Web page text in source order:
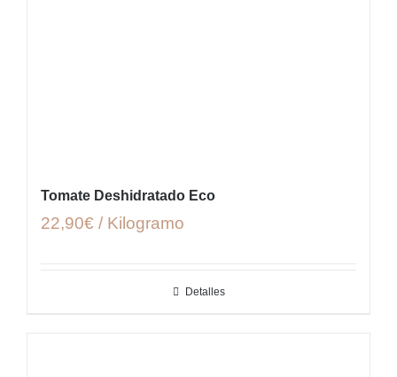
Tomate Deshidratado Eco
22,90€ / Kilogramo
Detalles